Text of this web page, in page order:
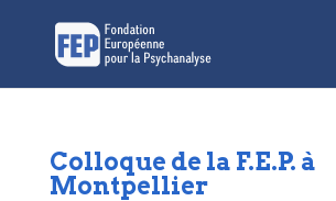
Colloque de la F.E.P. à
Montpellier